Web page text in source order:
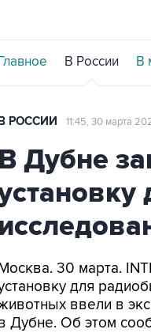
В России В
РОССИИ 11:45, 30 марта
В Дубне
30 марта.
для
ввели в
Дубне. Об этом